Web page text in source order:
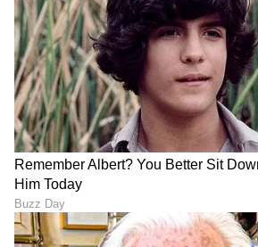
ತಿಳಿಸಿ, ಭಾಗವತ್‌ಗೆ 8 ಪ್ರಶ್ನೆಗಳ
ಪತ್ರ ಬರೆದ ಪ್ರಿಯಾಂಕ್ ಖರ್ಗೆ
ಭಾರೀ
LATEST VIDEOS
"ರಾಜಕೀಯ ಬೇಡ, ಸಿನಿಮಾನೇ
ಕನಕೋತ್ಸವದಲ್ಲಿ ರಿಷಬ್ ಶೆಟ್ಟಿ |
Shetty speech | Suvarna News
ಶೇ.50 ರಿಂದ ಶೇ.18 ಕ್ಕೆ TAX